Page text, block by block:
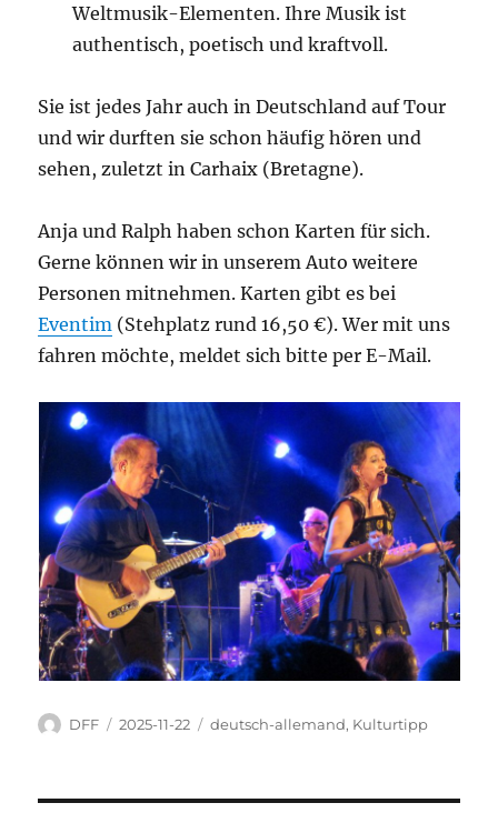
Weltmusik-Elementen. Ihre Musik ist
authentisch, poetisch und kraftvoll.
Sie ist jedes Jahr auch in Deutschland auf Tour
und wir durften sie schon häufig hören und
sehen, zuletzt in Carhaix (Bretagne).
Anja und Ralph haben schon Karten für sich.
Gerne können wir in unserem Auto weitere
Personen mitnehmen. Karten gibt es bei
Eventim (Stehplatz rund 16,50 €). Wer mit uns
fahren möchte, meldet sich bitte per E-Mail.
Autor
DFF
Veröffentlicht
2025-11-22 Kategorien
deutsch-allemand, Kulturtipp